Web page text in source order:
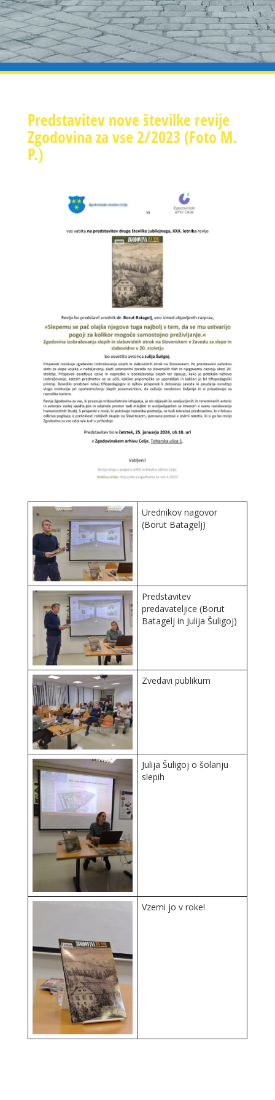
Predstavitev nove številke revije
Zgodovina za vse 2/2023 (Foto M.
P.)
Urednikov nagovor
(Borut Batagelj)
Predstavitev
predavateljice (Borut
Batagelj in Julija Šuligoj)
Zvedavi publikum
Julija Šuligoj o šolanju
slepih
Vzemi jo v roke!